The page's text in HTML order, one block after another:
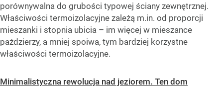
porównywalna do grubości typowej ściany zewnętrznej.
Właściwości termoizolacyjne zależą m.in. od proporcji
mieszanki i stopnia ubicia – im więcej w mieszance
paździerzy, a mniej spoiwa, tym bardziej korzystne
właściwości termoizolacyjne.
Minimalistyczna rewolucja nad jeziorem. Ten dom